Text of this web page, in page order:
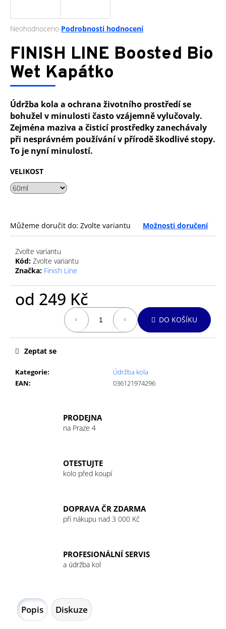
Průměrné
produktu
je
0,0
z
5
Neohodnoceno Podrobnosti hodnocení
FINISH LINE Boosted Bio
Wet Kapátko
Údržba kola a ochrana životního prostředí se
bohužel v minulosti často vzájemně vylučovaly.
Zejména maziva a čisticí prostředky zanechávaly
při nesprávném používání v přírodě škodlivé stopy.
To je nyní minulostí.
VELIKOST
Můžeme doručit do: Zvolte variantu Možnosti doručení
Zvolte variantu
Kód: Zvolte variantu
Značka: Finish Line
od 249 Kč
DO KOŠÍKU
Kategorie:
Údržba kola
EAN: 036121974296
Zeptat se
PRODEJNA
na Praze 4
OTESTUJTE
kolo před koupí
DOPRAVA ČR ZDARMA
při nákupu nad 3 000 Kč
PROFESIONÁLNÍ SERVIS
a údržba kol
Popis Diskuze
j
t
?
HLEDAT
o
p
o
č
u
m
e
32G
LEMON
SUBLIME
49
Kč